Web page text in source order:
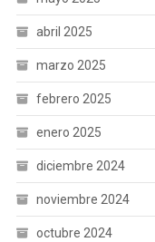
abril 2025
marzo 2025
febrero 2025
enero 2025
diciembre 2024
noviembre 2024
octubre 2024